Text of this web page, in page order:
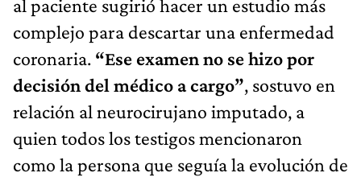
al paciente sugirió hacer un estudio más
complejo para descartar una enfermedad
coronaria. “Ese examen no se hizo por
decisión del médico a cargo”, sostuvo en
relación al neurocirujano imputado, a
quien todos los testigos mencionaron
como la persona que seguía la evolución de